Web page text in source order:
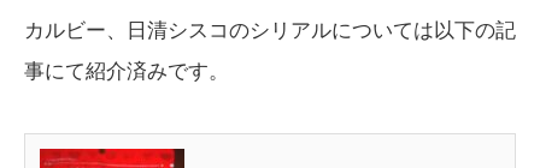
カルビー、日清シスコのシリアルについては以下の記
事にて紹介済みです。